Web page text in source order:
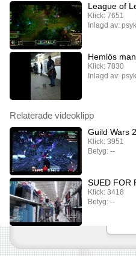
League of
Klick: 7651
Inlagd av:
Hemlös
Klick: 7830
Inlagd av:
Relaterade videoklipp
Guild Wars
Klick: 3951
Betyg: --
SUED FOR
Klick: 3418
Betyg: --